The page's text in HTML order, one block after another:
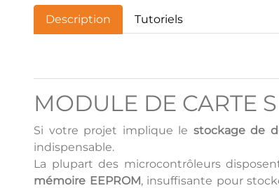
Description Tutoriels
MODULE DE CARTE
Si votre projet implique le stockage de
indispensable.
La plupart des microcontrôleurs
mémoire EEPROM, insuffisante pour